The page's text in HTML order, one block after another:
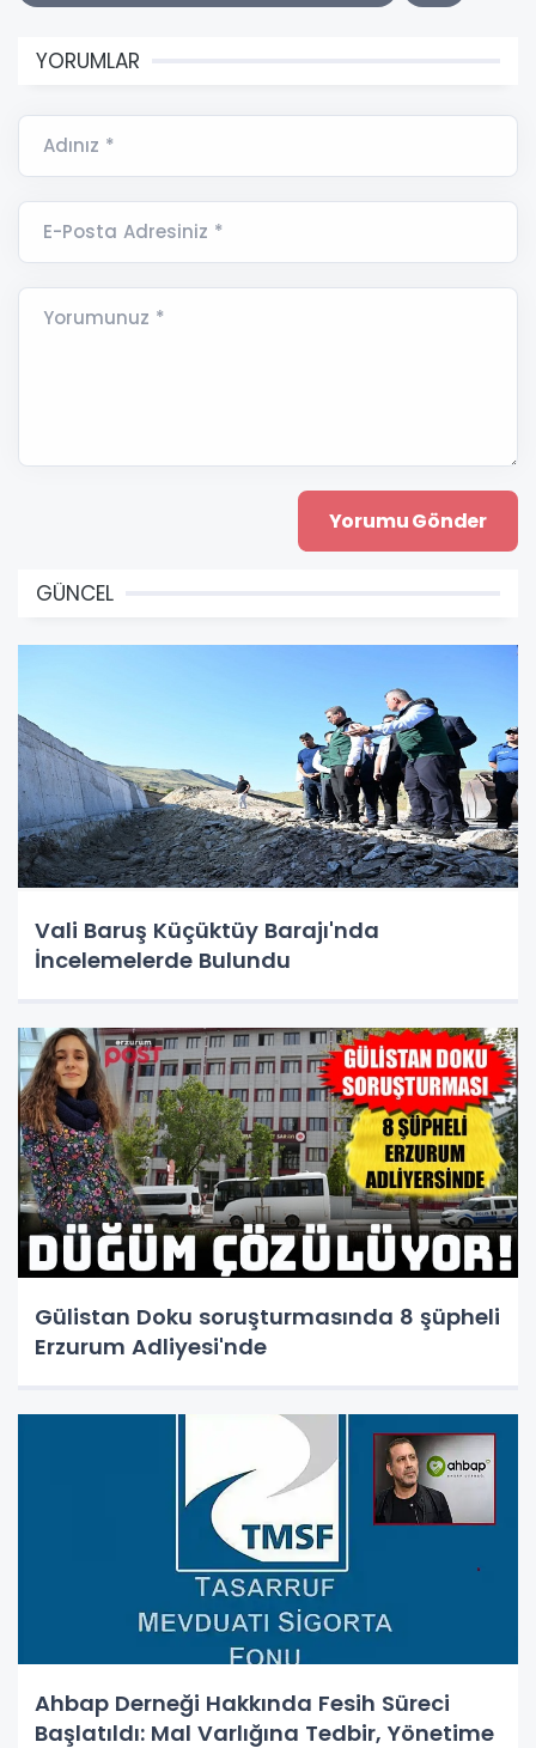
YORUMLAR
Adınız *
E-Posta Adresiniz *
Yorumunuz *
GÜNCEL
Vali Baruş Küçüktüy Barajı'nda
İncelemelerde Bulundu
Gülistan Doku soruşturmasında 8 şüpheli
Erzurum Adliyesi'nde
Ahbap Derneği Hakkında Fesih Süreci
Başlatıldı: Mal Varlığına Tedbir, Yönetime